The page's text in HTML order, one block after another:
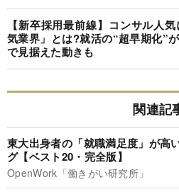
【新卒採用最前線】コンサル人
気業界」とは?就活の“超早期化”
で見据えた動きも
関連記
東大出身者の「就職満足度」が高
グ【ベスト20・完全版】
OpenWork「働きがい研究所」